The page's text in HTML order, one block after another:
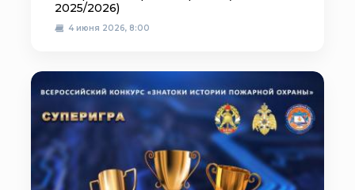
2025/2026)
4 июня 2026, 8:00